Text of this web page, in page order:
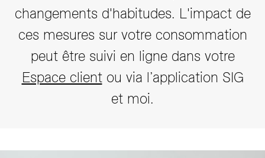
changements d'habitudes. L'impact de
ces mesures sur votre consommation
peut être suivi en ligne dans votre
Espace clientou via l’application SIG
et moi.